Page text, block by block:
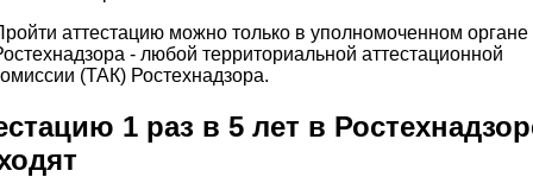
аттестацию можно только в уполномоченном органе
- любой территориальной аттестационной
(ТАК) Ростехнадзора.
1 раз в 5 лет в